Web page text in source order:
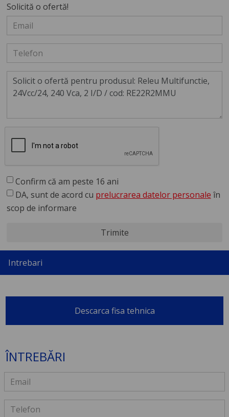
Solicită o ofertă!
Confirm că am peste 16 ani
DA, sunt de acord cu prelucrarea datelor personale în
scop de informare
Trimite
Intrebari
Descarca fisa tehnica
ÎNTREBĂRI